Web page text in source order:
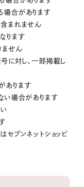
場合があります
まれません
ります
ません
に対し、一部掲載し
あります
い場合があります
セブンネットショッピ